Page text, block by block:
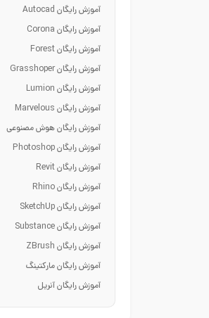
آموزش رایگان Autocad
آموزش رایگان Corona
آموزش رایگان Forest
آموزش رایگان Grasshoper
آموزش رایگان Lumion
آموزش رایگان Marvelous
آموزش رایگان هوش مصنوعی
آموزش رایگان Photoshop
آموزش رایگان Revit
آموزش رایگان Rhino
آموزش رایگان SketchUp
آموزش رایگان Substance
آموزش رایگان ZBrush
آموزش رایگان مارکتینگ
آموزش رایگان آنریل